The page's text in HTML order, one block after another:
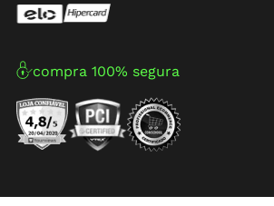
compra 100% segura